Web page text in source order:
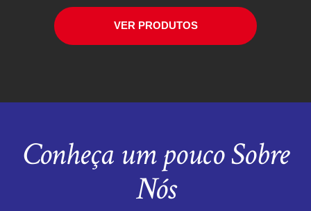
VER PRODUTOS
Conheça um pouco Sobre
Nós